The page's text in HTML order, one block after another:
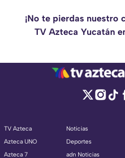
¡No te pierdas nuestro
TV Azteca Yucatán
TV Azteca
Azteca UNO
Azteca 7
Noticias
Deportes
adn Noticias